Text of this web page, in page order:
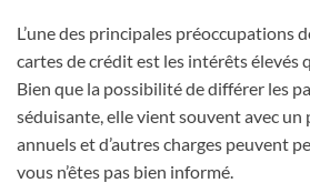
L’une des principales préoccupations
cartes de crédit est les intérêts élevés
Bien que la possibilité de différer les
séduisante, elle vient souvent avec un
annuels et d’autres charges peuvent
vous n’êtes pas bien informé.